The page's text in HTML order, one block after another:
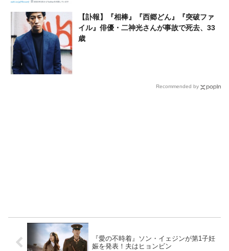
【訃報】『相棒』『西郷どん』『突破ファ
イル』俳優・二神光さんが事故で死去、33
歳
Recommended by
『愛の不時着』ソン・イェジンが第1子妊
娠を発表！夫はヒョンビン